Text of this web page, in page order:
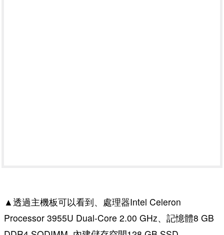
▲透過主機板可以看到、處理器Intel Celeron
Processor 3955U Dual-Core 2.00 GHz、記憶體8 GB